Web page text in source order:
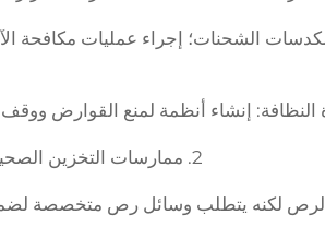
مكدسات الشحنات؛ إجراء عمليات مكافحة
النظافة: إنشاء أنظمة لمنع القوارض
2. ممارسات التخزين الصحيحة للبضائع
بالرص لكنه يتطلب وسائل رص متخصصة